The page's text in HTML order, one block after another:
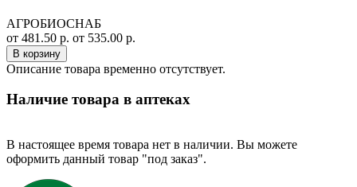
АГРОБИОСНАБ
от 481.50 р. от 535.00 р.
В корзину
Описание товара временно отсутствует.
Наличие товара в аптеках
В настоящее время товара нет в наличии. Вы можете
оформить данный товар "под заказ".